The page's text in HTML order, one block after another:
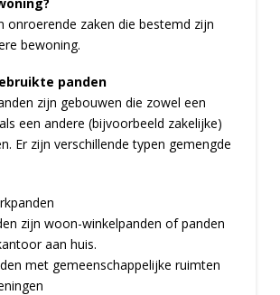
onroerende zaken die bestemd zijn
bewoning.
panden
zijn gebouwen die zowel een
een andere (bijvoorbeeld zakelijke)
Er zijn verschillende typen gemengde
zijn woon-winkelpanden of panden
aan huis.
met gemeenschappelijke ruimten